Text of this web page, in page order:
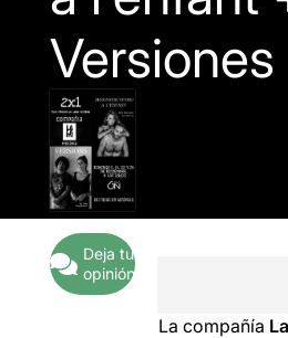
Versiones
Deja tu
opinión
La compañía